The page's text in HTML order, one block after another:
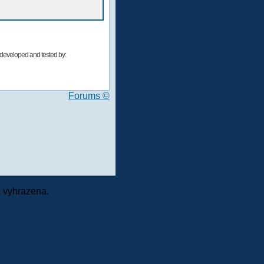
and tested by:
Forums ©
vyhrazena.